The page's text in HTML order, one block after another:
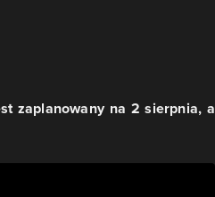
zaplanowany na 2 sierpnia, a